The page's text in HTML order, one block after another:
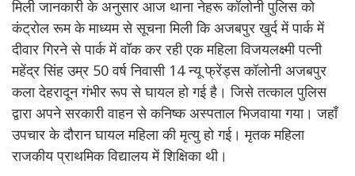
मिली जानकारी के अनुसार आज थाना नेहरू कॉलोनी पुलिस को
कंट्रोल रूम के माध्यम से सूचना मिली कि अजबपुर खुर्द में पार्क में
दीवार गिरने से पार्क में वॉक कर रही एक महिला विजयलक्ष्मी पत्नी
महेंद्र सिंह उम्र 50 वर्ष निवासी 14 न्यू फ्रेंड्स कॉलोनी अजबपुर
कला देहरादून गंभीर रूप से घायल हो गई है। जिसे तत्काल पुलिस
द्वारा अपने सरकारी वाहन से कनिष्क अस्पताल भिजवाया गया। जहाँ
उपचार के दौरान घायल महिला की मृत्यु हो गई। मृतक महिला
राजकीय प्राथमिक विद्यालय में शिक्षिका थी।